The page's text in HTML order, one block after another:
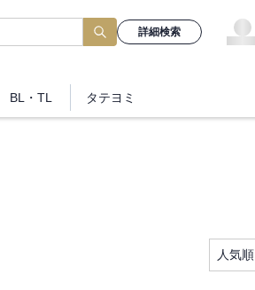
詳細検索
BL・TL タテヨミ
人気順